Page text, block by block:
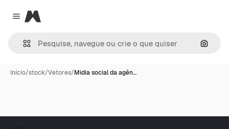
Close menu
Magnific
Início/stock/Vetores/Mídia social da agên…